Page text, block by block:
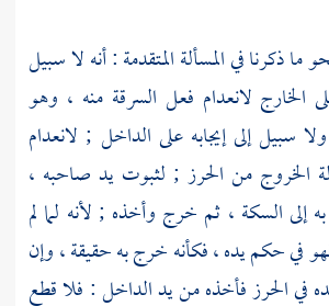
ذكرنا في المسألة المتقدمة : أنه لا سبيل
الخارج لانعدام فعل السرقة منه ، وهو
سبيل إلى إيجابه على الداخل ; لانعدام
الخروج من الحرز ; لثبوت يد صاحبه ،
إلى السكة ، ثم خرج وأخذه ; لأنه لما لم
في حكم يده ، فكأنه خرج به حقيقة ، وإن
في الحرز فأخذه من يد الداخل : فلا قطع